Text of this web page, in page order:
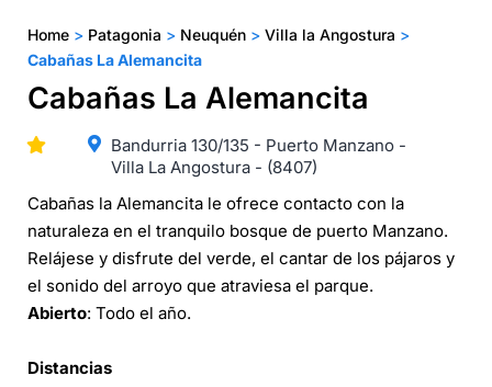
Home > Patagonia > Neuquén > Villa la Angostura >
Cabañas La Alemancita
Cabañas La Alemancita
Bandurria 130/135 - Puerto Manzano -
Villa La Angostura - (8407)
Cabañas la Alemancita le ofrece contacto con la
naturaleza en el tranquilo bosque de puerto Manzano.
Relájese y disfrute del verde, el cantar de los pájaros y
el sonido del arroyo que atraviesa el parque.
Abierto: Todo el año.
Distancias